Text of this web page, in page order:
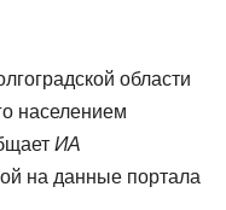
области
населением
ИА
на данные портала